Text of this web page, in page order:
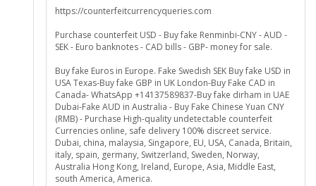
https://counterfeitcurrencyqueries.com
Purchase counterfeit USD - Buy fake Renminbi-CNY - AUD -
SEK - Euro banknotes - CAD bills - GBP- money for sale.
Buy fake Euros in Europe. Fake Swedish SEK Buy fake USD in
USA Texas-Buy fake GBP in UK London-Buy Fake CAD in
Canada- WhatsApp +14137589837-Buy fake dirham in UAE
Dubai-Fake AUD in Australia - Buy Fake Chinese Yuan CNY
(RMB) - Purchase High-quality undetectable counterfeit
Currencies online, safe delivery 100% discreet service.
Dubai, china, malaysia, Singapore, EU, USA, Canada, Britain,
italy, spain, germany, Switzerland, Sweden, Norway,
Australia Hong Kong, Ireland, Europe, Asia, Middle East,
south America, America.